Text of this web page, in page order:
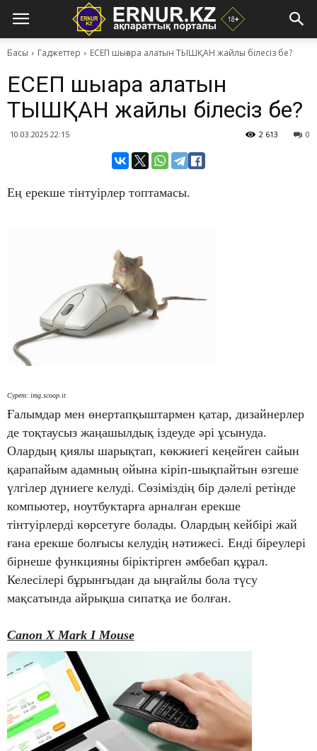
Басы Гаджеттер ЕСЕП шығара алатын ТЫШҚАН жайлы білесіз бе?
ЕСЕП шығара алатын
ТЫШҚАН жайлы білесіз бе?
10.03.2025 22:15 0
2 613
Ең ерекше тінтуірлер топтамасы.
Сурет: img.scoop.it
Ғалымдар мен өнертапқыштармен қатар, дизайнерлер
де тоқтаусыз жаңашылдық іздеуде әрі ұсынуда.
Олардың қиялы шарықтап, көкжиегі кеңейген сайын
қарапайым адамның ойына кіріп-шықпайтын өзгеше
үлгілер дүниеге келуді. Сөзіміздің бір дәлелі ретінде
компьютер, ноутбуктарға арналған ерекше
тінтуірлерді көрсетуге болады. Олардың кейбірі жай
ғана ерекше болғысы келудің нәтижесі. Енді біреулері
бірнеше функцияны біріктірген әмбебап құрал.
Келесілері бұрынғыдан да ыңғайлы бола түсу
мақсатында айрықша сипатқа ие болған.
Canon X Mark I Mouse